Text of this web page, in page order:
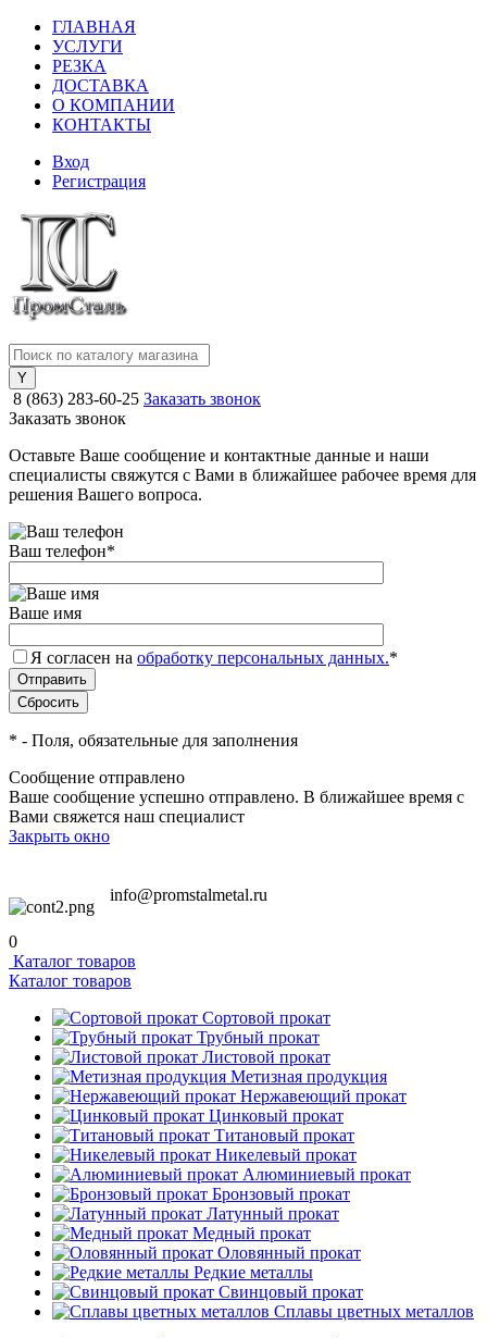
ГЛАВНАЯ
УСЛУГИ
РЕЗКА
ДОСТАВКА
О КОМПАНИИ
КОНТАКТЫ
Вход
Регистрация
8 (863) 283-60-25 Заказать звонок
Заказать звонок
Оставьте Ваше сообщение и контактные данные и наши
специалисты свяжутся с Вами в ближайшее рабочее время для
решения Вашего вопроса.
Ваш телефон*
Ваше имя
Я согласен на обработку персональных данных.*
* - Поля, обязательные для заполнения
Сообщение отправлено
Ваше сообщение успешно отправлено. В ближайшее время с
Вами свяжется наш специалист
Закрыть окно
info@promstalmetal.ru
0
Каталог товаров
Каталог товаров
Сортовой прокат
Трубный прокат
Листовой прокат
Метизная продукция
Нержавеющий прокат
Цинковый прокат
Титановый прокат
Никелевый прокат
Алюминиевый прокат
Бронзовый прокат
Латунный прокат
Медный прокат
Оловянный прокат
Редкие металлы
Свинцовый прокат
Сплавы цветных металлов